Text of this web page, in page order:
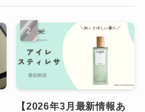
【2026年3月最新情報あ